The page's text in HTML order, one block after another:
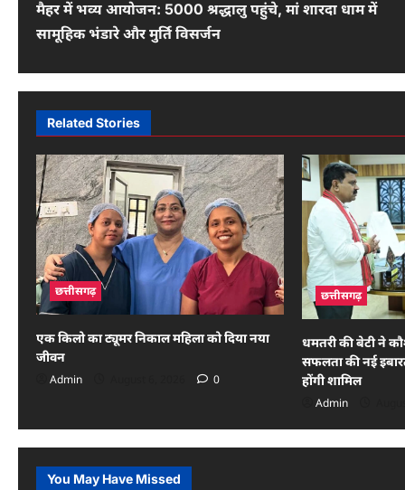
o
t
n
a
v
i
g
a
t
i
मैहर में भव्य आयोजन: 5000 श्रद्धालु पहुंचे, मां शारदा धाम में
सामूहिक भंडारे और मुर्ति विसर्जन
Related Stories
छत्तीसगढ़
एक किलो का ट्यूमर निकाल महिला को दिया नया
जीवन
Admin
0
छत्तीसगढ़
धमतरी की बेटी ने
सफलता की नई
होंगी शामिल
Admin
You May Have Missed